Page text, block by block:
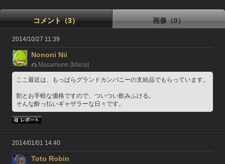
コメント（3） 画像（0）
2014/10/27 11:39
Nononi Nii
Masamune [Mana]
ここ最近は、もっぱらグランドカンパニーの支給品でもらっています。
割とお手軽な価格ですので、ついつい飲みふける。
そんな酔っ払いギャザラーな日々です。
2014/01/01 14:40
Toto Robin